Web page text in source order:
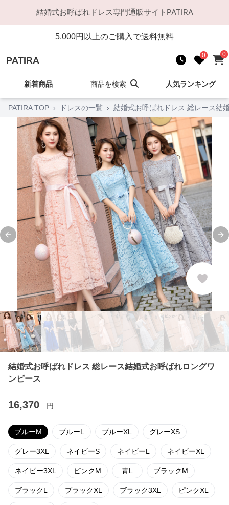
結婚式お呼ばれドレス専門通販サイト PATIRA
5,000円以上のご購入で送料無料
PATIRA 0 0
新着商品 商品を検索 人気ランキング
PATIRA TOP › ドレスの一覧 › 結婚式お呼ばれドレス 総レース結
Previous slide
結婚式お呼ばれドレス 総レース結婚式お呼ばれロングワ
ンピース
16,370 円
ブルーM ブルーL ブルーXL グレーXS
グレー3XL ネイビーS ネイビーL ネイビーXL
ネイビー3XL ピンクM 青L ブラックM
ブラックL ブラックXL ブラック3XL ピンクXL